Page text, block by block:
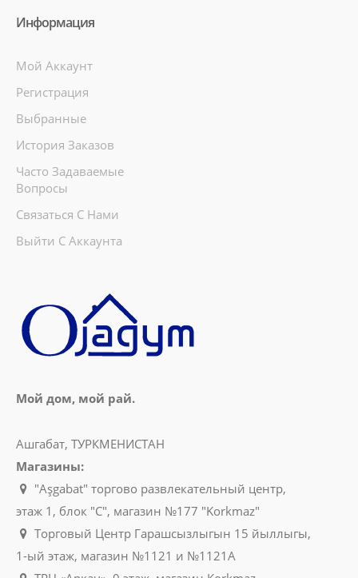
Информация
Мой Аккаунт
Регистрация
Выбранные
История Заказов
Часто Задаваемые
Вопросы
Связаться С Нами
Выйти С Аккаунта
Мой дом, мой рай.
Ашгабат, ТУРКМЕНИСТАН
Магазины:
"Aşgabat" торгово развлекательный центр,
этаж 1, блок "C", магазин №177 "Korkmaz"
Торговый Центр Гарашсызлыгын 15 йыллыгы,
1-ый этаж, магазин №1121 и №1121A